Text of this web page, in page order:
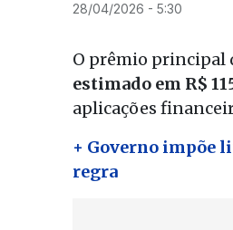
28/04/2026 - 5:30
O prêmio principal
estimado em R$
aplicações
+ Governo impõe
regra